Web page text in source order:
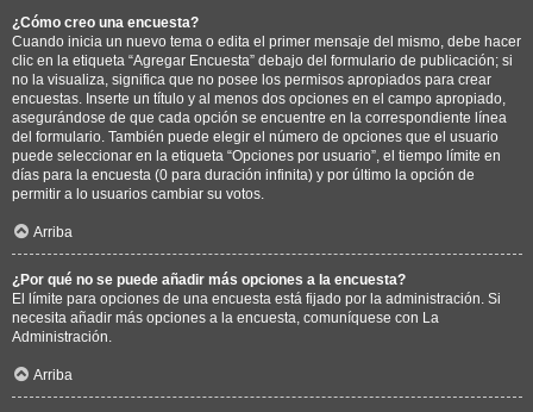
¿Cómo creo una encuesta?
Cuando inicia un nuevo tema o edita el primer mensaje del mismo, debe hacer
clic en la etiqueta “Agregar Encuesta” debajo del formulario de publicación; si
no la visualiza, significa que no posee los permisos apropiados para crear
encuestas. Inserte un título y al menos dos opciones en el campo apropiado,
asegurándose de que cada opción se encuentre en la correspondiente línea
del formulario. También puede elegir el número de opciones que el usuario
puede seleccionar en la etiqueta “Opciones por usuario”, el tiempo límite en
días para la encuesta (0 para duración infinita) y por último la opción de
permitir a lo usuarios cambiar su votos.
Arriba
¿Por qué no se puede añadir más opciones a la encuesta?
El límite para opciones de una encuesta está fijado por la administración. Si
necesita añadir más opciones a la encuesta, comuníquese con La
Administración.
Arriba